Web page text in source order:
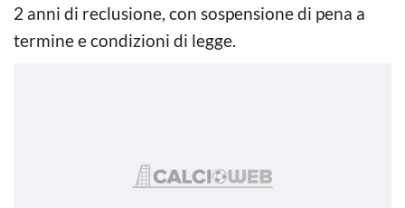
2 anni di reclusione, con sospensione di pena a
termine e condizioni di legge.